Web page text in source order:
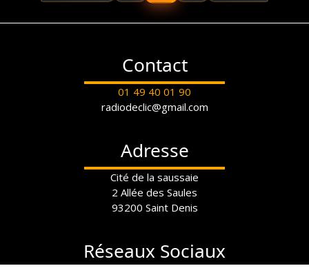
Contact
01 49 40 01 90
radiodeclic@gmail.com
Adresse
Cité de la saussaie
2 Allée des Saules
93200 Saint Denis
Réseaux Sociaux